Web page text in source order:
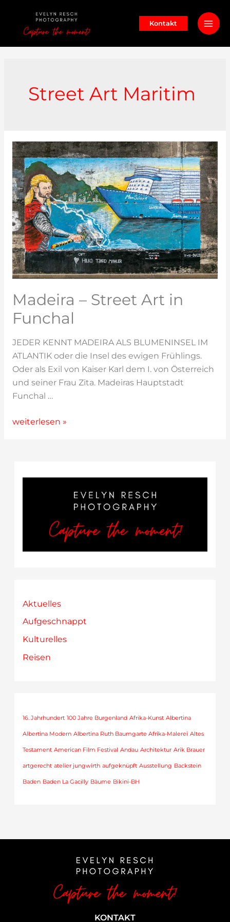
springen
Kontakt
Street Art Maritim
Madeira – Street Art in
Funchal
JEDER KENNT MADEIRA ALS BLUMENINSEL IM
ATLANTIK oder die Insel des ewigen Frühlings.
Oder als Exil von Kaiser Karl dem I. von Österreich
und seiner Frau Zita. Madeiras Hauptstadt
Funchal …
Madeira
weiterlesen »
Aktuelles
Aufgeschnappt
Kulturelles
Reisen
16. Jahrhundert 100 Jahre Burgenland Afrika-Kunst Albertina
Albertina Modern Albertina Ruth Baumgarte Afrika-Malerei Altes
Testament American Film Festival Andau Architektur Arik Brauer
artgerecht atelier jungwirth aufgeknüpft Ausstellung Backstein
Baden Baden La Gacilly Bäume Bikini-BH
KONTAKT